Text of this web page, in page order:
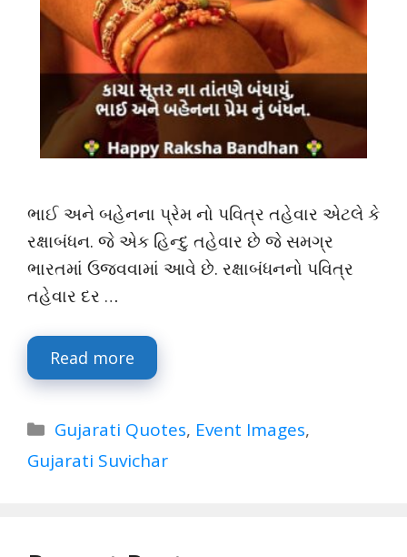
ભાઈ અને બહેનના પ્રેમ નો પવિત્ર તહેવાર એટલે કે
રક્ષાબંધન. જે એક હિન્દુ તહેવાર છે જે સમગ્ર
ભારતમાં ઉજવવામાં આવે છે. રક્ષાબંધનનો પવિત્ર
તહેવાર દર …
Read more
Categories
Gujarati Quotes, Event Images,
Gujarati Suvichar